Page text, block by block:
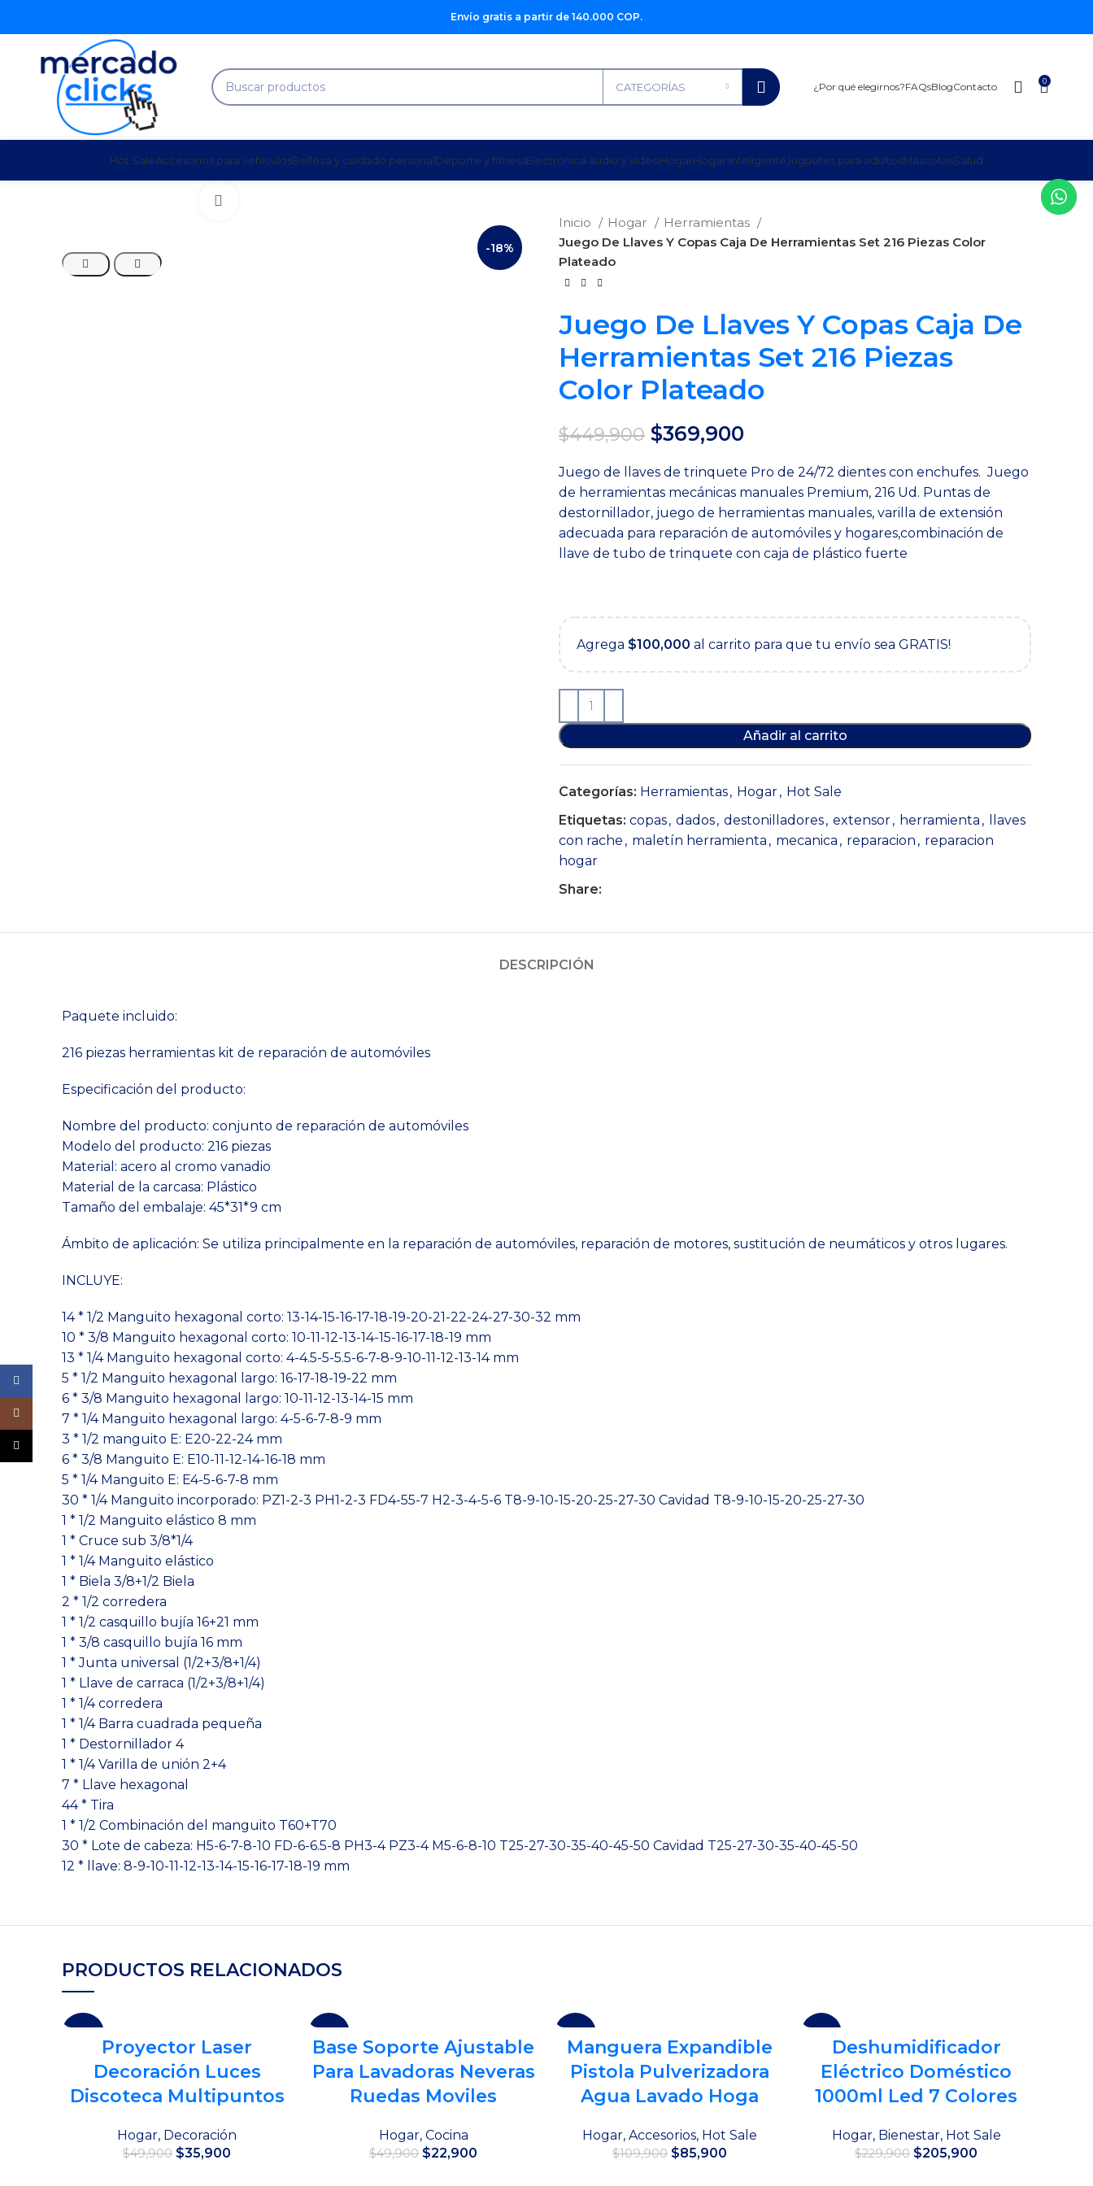
Envío gratis a partir de 140.000 COP.
CATEGORÍAS ¿Por qué elegirnos?FAQsBlogContacto 0
Hot SaleAccesorios para vehículosBelleza y cuidado personalDeporte y fitnessElectrónica audio y videoHogarHogar inteligenteJuguetes para adultosMascotasSalud
-18%
Inicio Hogar
Herramientas
Juego De Llaves Y Copas Caja De Herramientas Set 216 Piezas Color
Plateado
Juego De Llaves Y Copas Caja De
Herramientas Set 216 Piezas
Color Plateado
$449,900 El
original
era:
$449,900.
$369,900
actual
es:
$369,900.
Juego de llaves de trinquete Pro de 24/72 dientes con enchufes. Juego
de herramientas mecánicas manuales Premium, 216 Ud. Puntas de
destornillador, juego de herramientas manuales, varilla de extensión
adecuada para reparación de automóviles y hogares,combinación de
llave de tubo de trinquete con caja de plástico fuerte
Agrega $100,000 al carrito para que tu envío sea GRATIS!
Añadir al carrito
Categorías: Herramientas, Hogar, Hot Sale
Etiquetas: copas, dados, destonilladores, extensor, herramienta ,
llaves
con rache , maletín herramienta , mecanica , reparacion , reparacion
hogar
Share:
DESCRIPCIÓN
Paquete incluido:
216 piezas herramientas kit de reparación de automóviles
Especificación del producto:
Nombre del producto: conjunto de reparación de automóviles
Modelo del producto: 216 piezas
Material: acero al cromo vanadio
Material de la carcasa: Plástico
Tamaño del embalaje: 45*31*9 cm
Ámbito de aplicación: Se utiliza principalmente en la reparación de automóviles, reparación de motores, sustitución de neumáticos y otros lugares.
INCLUYE:
14 * 1/2 Manguito hexagonal corto: 13-14-15-16-17-18-19-20-21-22-24-27-30-32 mm
10 * 3/8 Manguito hexagonal corto: 10-11-12-13-14-15-16-17-18-19 mm
13 * 1/4 Manguito hexagonal corto: 4-4.5-5-5.5-6-7-8-9-10-11-12-13-14 mm
5 * 1/2 Manguito hexagonal largo: 16-17-18-19-22 mm
6 * 3/8 Manguito hexagonal largo: 10-11-12-13-14-15 mm
7 * 1/4 Manguito hexagonal largo: 4-5-6-7-8-9 mm
3 * 1/2 manguito E: E20-22-24 mm
6 * 3/8 Manguito E: E10-11-12-14-16-18 mm
5 * 1/4 Manguito E: E4-5-6-7-8 mm
30 * 1/4 Manguito incorporado: PZ1-2-3 PH1-2-3 FD4-55-7 H2-3-4-5-6 T8-9-10-15-20-25-27-30 Cavidad T8-9-10-15-20-25-27-30
1 * 1/2 Manguito elástico 8 mm
1 * Cruce sub 3/8*1/4
1 * 1/4 Manguito elástico
1 * Biela 3/8+1/2 Biela
2 * 1/2 corredera
1 * 1/2 casquillo bujía 16+21 mm
1 * 3/8 casquillo bujía 16 mm
1 * Junta universal (1/2+3/8+1/4)
1 * Llave de carraca (1/2+3/8+1/4)
1 * 1/4 corredera
1 * 1/4 Barra cuadrada pequeña
1 * Destornillador 4
1 * 1/4 Varilla de unión 2+4
7 * Llave hexagonal
44 * Tira
1 * 1/2 Combinación del manguito T60+T70
30 * Lote de cabeza: H5-6-7-8-10 FD-6-6.5-8 PH3-4 PZ3-4 M5-6-8-10 T25-27-30-35-40-45-50 Cavidad T25-27-30-35-40-45-50
12 * llave: 8-9-10-11-12-13-14-15-16-17-18-19 mm
PRODUCTOS RELACIONADOS
Proyector Laser
Decoración Luces
Discoteca Multipuntos
Hogar, Decoración
$49,900 El
$35,900
Base Soporte Ajustable
Para Lavadoras Neveras
Ruedas Moviles
Hogar, Cocina
$49,900 El
$22,900
Manguera Expandible
Pistola Pulverizadora
Agua Lavado Hoga
Hogar, Accesorios, Hot Sale
$109,900 El
$85,900
Deshumidificador
Eléctrico Doméstico
1000ml Led 7 Colores
Hogar, Bienestar, Hot Sale
$229,900 El
$205,900
Facebook
Instagram
TikTok